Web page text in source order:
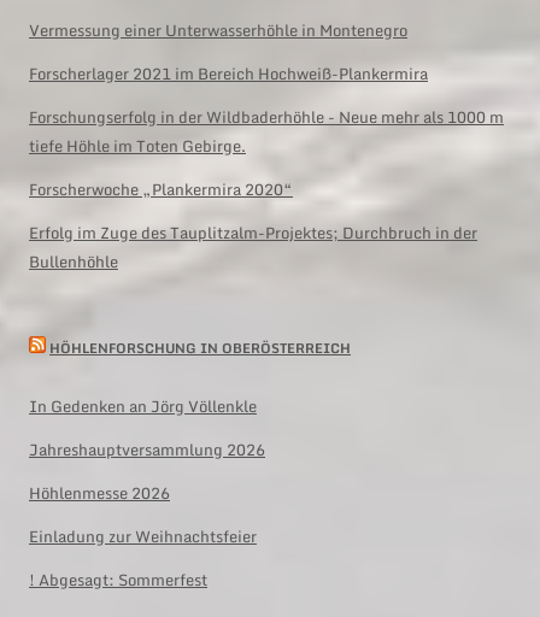
Vermessung einer Unterwasserhöhle in Montenegro
Forscherlager 2021 im Bereich Hochweiß-Plankermira
Forschungserfolg in der Wildbaderhöhle - Neue mehr als 1000 m
tiefe Höhle im Toten Gebirge.
Forscherwoche „Plankermira 2020“
Erfolg im Zuge des Tauplitzalm-Projektes; Durchbruch in der
Bullenhöhle
HÖHLENFORSCHUNG IN OBERÖSTERREICH
In Gedenken an Jörg Völlenkle
Jahreshauptversammlung 2026
Höhlenmesse 2026
Einladung zur Weihnachtsfeier
! Abgesagt: Sommerfest